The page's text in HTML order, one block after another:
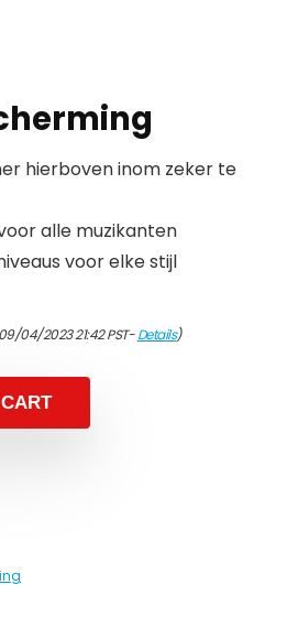
hierboven inom zeker te
alle muzikanten
voor elke stijl
04/2023 21:42 PST-Details)